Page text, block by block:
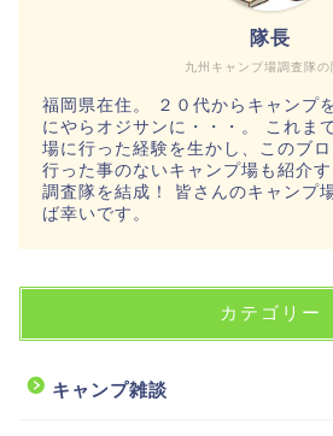
九州キャンプ場調査隊の
隊長
福岡県在住。 ２０代からキャンプ
にやらオジサンに・・・。 これま
場に行った経験を生かし、このブ
行った事のないキャンプ場も紹介
調査隊を結成！ 皆さんのキャンプ
ば幸いです。
カテゴリー
キャンプ雑談